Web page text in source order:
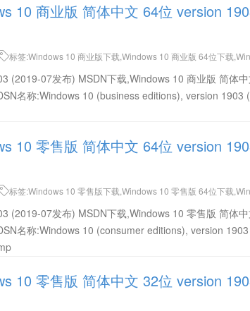
10 商业版 简体中文 64位 version
标签:Windows 10 商业版下载,Windows 10 商业版 64位下载
方下载
(2019-07发布) MSDN下载,Windows 10 商业版 简体
名称:Windows 10 (business editions), version 1903
10 零售版 简体中文 64位 version
标签:Windows 10 零售版下载,Windows 10 零售版 64位下载
方下载
(2019-07发布) MSDN下载,Windows 10 零售版 简体
名称:Windows 10 (consumer editions), version
10 零售版 简体中文 32位 version